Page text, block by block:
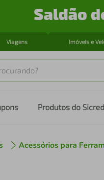
Saldão
Viagens Imóveis e
Produtos do
Acessórios para